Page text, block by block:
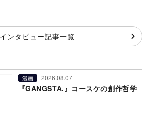
インタビュー記事一覧
漫画 2026.08.07
『GANGSTA.』コースケの創作哲学